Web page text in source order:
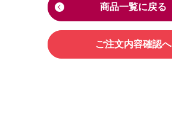
商品一覧に戻る
ご注文内容確認へ